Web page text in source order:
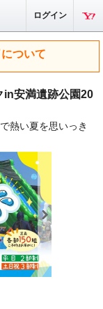
ログイン
ついて
in安満遺跡公園20
熱い夏を思いっき